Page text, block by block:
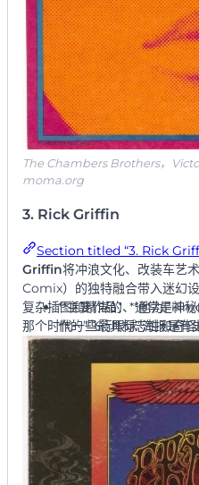
The Chambers Brothers，
moma.org
3. Rick Griffin
Section titled “3. Rick
Griffin将冲浪文化、改装车艺
Comix）的独特融合带入迷幻
复杂插图和精湛的、通常是神
那个时代一些最具标志性和奇
球”。
**主要作品：**他为
作的”飞行眼球”海报是
一。他还设计了传奇专
Aoxomoxoa。